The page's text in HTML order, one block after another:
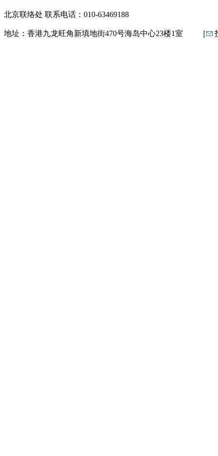
北京联络处 联系电话：010-63469188
地址：香港九龙旺角新填地街470号海岛中心23楼1室 ［